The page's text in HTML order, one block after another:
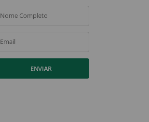
Nome Completo
Email
ENVIAR